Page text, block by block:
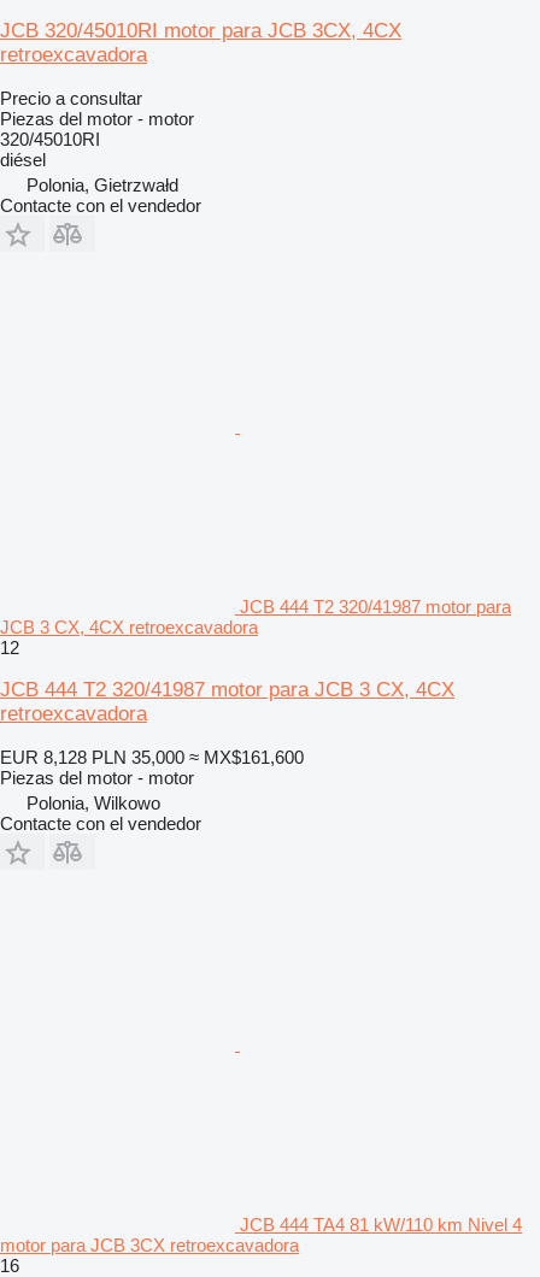
JCB 320/45010RI motor para JCB 3CX, 4CX
retroexcavadora
Precio a consultar
Piezas del motor - motor
320/45010RI
diésel
Polonia, Gietrzwałd
Contacte con el vendedor
JCB 444 T2 320/41987 motor para
JCB 3 CX, 4CX retroexcavadora
12
JCB 444 T2 320/41987 motor para JCB 3 CX, 4CX
retroexcavadora
EUR 8,128 PLN 35,000 ≈ MX$161,600
Piezas del motor - motor
Polonia, Wilkowo
Contacte con el vendedor
JCB 444 TA4 81 kW/110 km Nivel 4
motor para JCB 3CX retroexcavadora
16